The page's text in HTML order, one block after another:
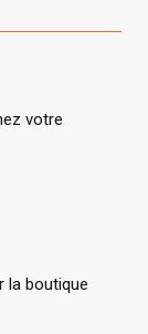
votre
la boutique